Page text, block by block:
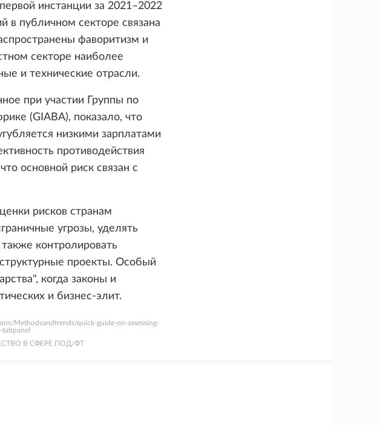
инстанции за 2021–2022
в публичном секторе связана
фаворитизм и
секторе наиболее
и технические отрасли.
при участии Группы по
(GIABA), показало, что
низкими зарплатами
противодействия
основной риск связан с
рисков странам
угрозы, уделять
контролировать
проекты. Особый
когда законы и
и бизнес-элит.
Methodsandtrends/quick-guide-on-assessing-
В СФЕРЕ ПОД/ФТ